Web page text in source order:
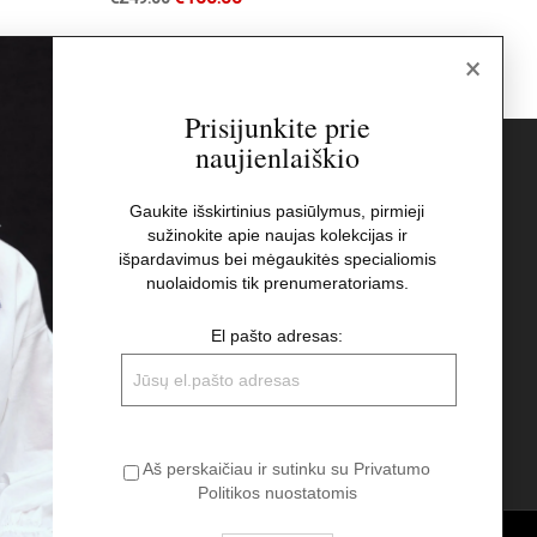
El pašto adresas:
Aš perskaičiau ir sutinku su Privatumo
Politikos nuostatomis
×
Prisijunkite prie
naujienlaiškio
Gaukite išskirtinius pasiūlymus, pirmieji
sužinokite apie naujas kolekcijas ir
išpardavimus bei mėgaukitės specialiomis
nuolaidomis tik prenumeratoriams.
El pašto adresas:
Aš perskaičiau ir sutinku su Privatumo
Politikos nuostatomis